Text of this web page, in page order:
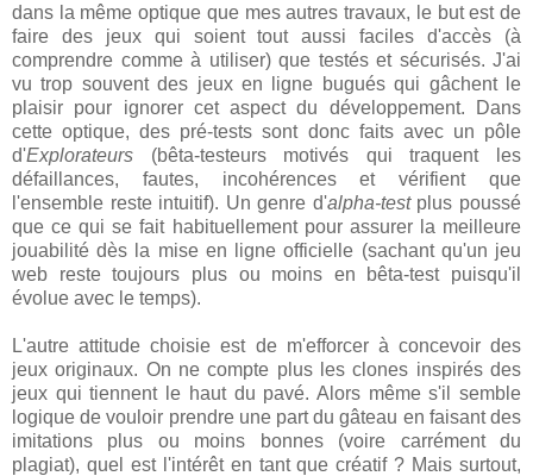
dans la même optique que mes autres travaux, le but est de
faire des jeux qui soient tout aussi faciles d'accès (à
comprendre comme à utiliser) que testés et sécurisés. J'ai
vu trop souvent des jeux en ligne bugués qui gâchent le
plaisir pour ignorer cet aspect du développement. Dans
cette optique, des pré-tests sont donc faits avec un pôle
d'Explorateurs (bêta-testeurs motivés qui traquent les
défaillances, fautes, incohérences et vérifient que
l'ensemble reste intuitif). Un genre d'alpha-testplus poussé
que ce qui se fait habituellement pour assurer la meilleure
jouabilité dès la mise en ligne officielle (sachant qu'un jeu
web reste toujours plus ou moins en bêta-test puisqu'il
évolue avec le temps).
L'autre attitude choisie est de m'efforcer à concevoir des
jeux originaux. On ne compte plus les clones inspirés des
jeux qui tiennent le haut du pavé. Alors même s'il semble
logique de vouloir prendre une part du gâteau en faisant des
imitations plus ou moins bonnes (voire carrément du
plagiat), quel est l'intérêt en tant que créatif ? Mais surtout,